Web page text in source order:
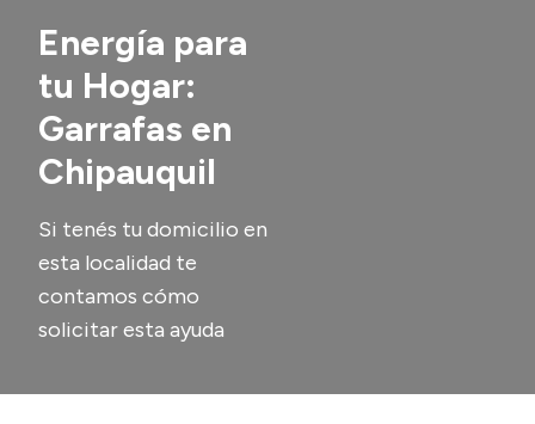
Transparencia
Presupuesto
Boletín Oficial
Compras y licitaciones
Consulta de expedientes
Consulta de pago a proveedores
Convocatorias
Intranet
Energía para
tu Hogar:
Garrafas en
Chipauquil
Si tenés tu domicilio en
esta localidad te
contamos cómo
solicitar esta ayuda